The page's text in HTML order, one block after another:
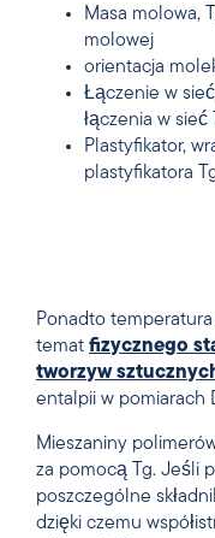
Masa molowa,
molowej
orientacja
Łączenie w
łączenia w sieć
Plastyfikator,
plastyfikatora
Ponadto
temat fizycznego
tworzyw
entalpii w pomiarach
Mieszaniny
za pomocą Tg. Jeśli
poszczególne
dzięki czemu